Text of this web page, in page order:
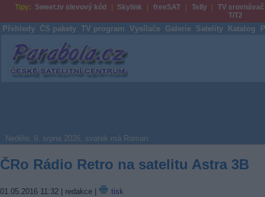
Tipy: Sweet.tv slevový kód Skylink freeSAT Telly
TV srovnávač
T/T2
Přehledy ČS pakety TV program Vysílače Galerie Satelity Katalog
Parabola.cz
Neděle, 9. srpna 2026, svátek má Roman
ČRo Rádio Retro na satelitu Astra 3B
01.05.2016 11:32 | redakce | tisk